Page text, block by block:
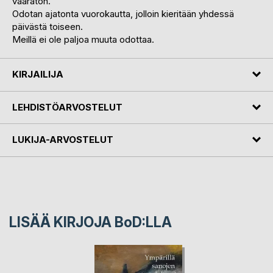
Odotan ajatonta vuorokautta, jolloin kieritään yhdessä
päivästä toiseen.
Meillä ei ole paljoa muuta odottaa.
KIRJAILIJA
LEHDISTÖARVOSTELUT
LUKIJA-ARVOSTELUT
LISÄÄ KIRJOJA BoD:LLA